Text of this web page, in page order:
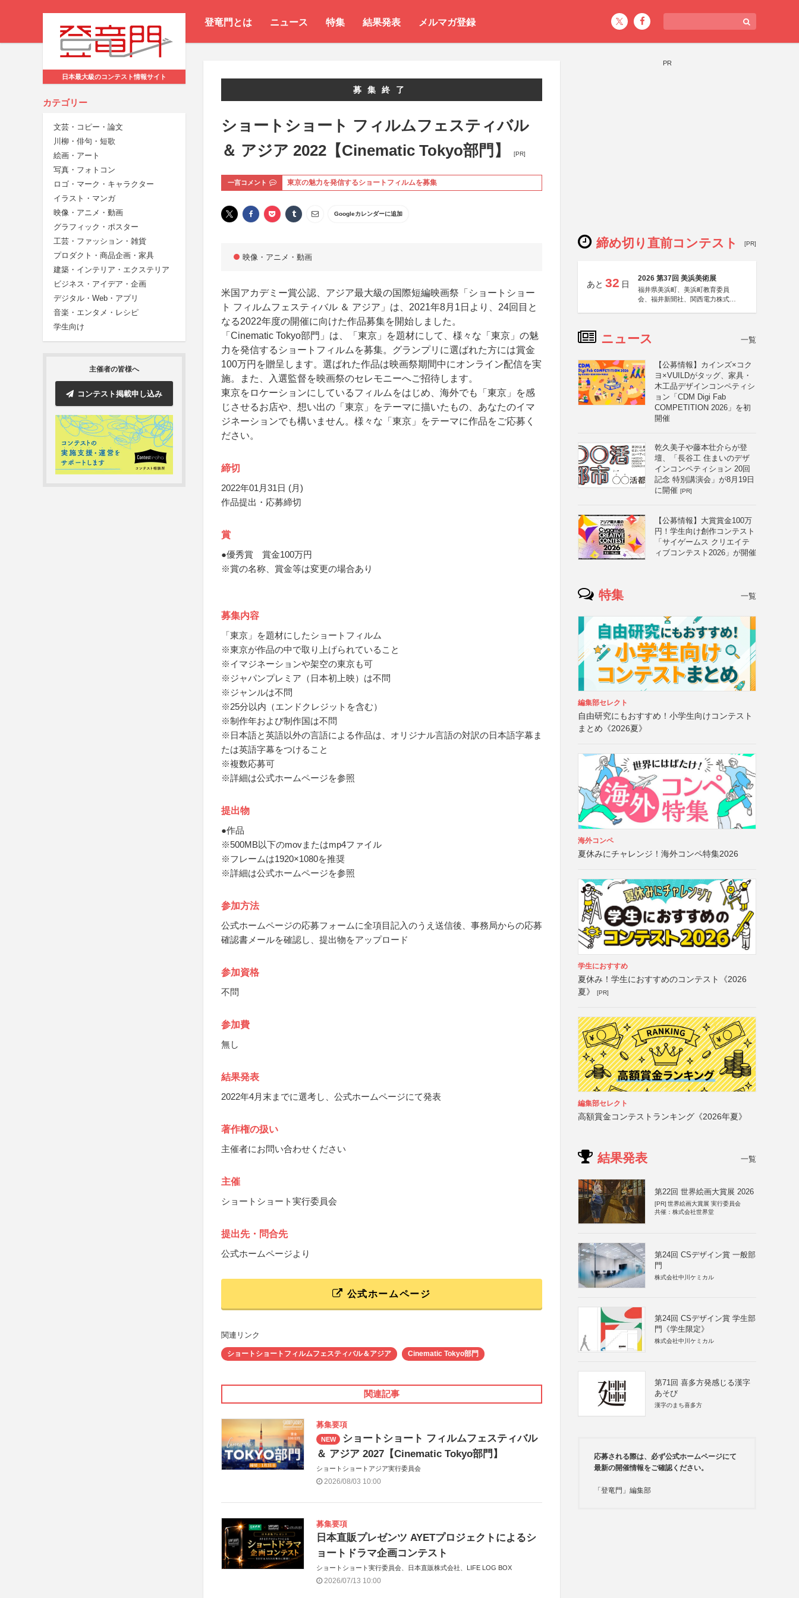
登竜門とは ニュース 特集 結果発表 メルマガ登録
日本最大級のコンテスト情報サイト
カテゴリー
文芸・コピー・論文
川柳・俳句・短歌
絵画・アート
写真・フォトコン
ロゴ・マーク・キャラクター
イラスト・マンガ
映像・アニメ・動画
グラフィック・ポスター
工芸・ファッション・雑貨
プロダクト・商品企画・家具
建築・インテリア・エクステリア
ビジネス・アイデア・企画
デジタル・Web・アプリ
音楽・エンタメ・レシピ
学生向け
主催者の皆様へ
コンテスト掲載申し込み
募集終了
ショートショート フィルムフェスティバル
＆ アジア 2022【Cinematic Tokyo部門】
[PR]
一言コメント 東京の魅力を発信するショートフィルムを募集
Googleカレンダーに追加
映像・アニメ・動画
米国アカデミー賞公認、アジア最大級の国際短編映画祭「ショートショー
ト フィルムフェスティバル ＆ アジア」は、2021年8月1日より、24回目と
なる2022年度の開催に向けた作品募集を開始しました。
「Cinematic Tokyo部門」は、「東京」を題材にして、様々な「東京」の魅
力を発信するショートフィルムを募集。グランプリに選ばれた方には賞金
100万円を贈呈します。選ばれた作品は映画祭期間中にオンライン配信を実
施。また、入選監督を映画祭のセレモニーへご招待します。
東京をロケーションにしているフィルムをはじめ、海外でも「東京」を感
じさせるお店や、想い出の「東京」をテーマに描いたもの、あなたのイマ
ジネーションでも構いません。様々な「東京」をテーマに作品をご応募く
ださい。
締切
2022年01月31日 (月)
作品提出・応募締切
賞
●優秀賞 賞金100万円
※賞の名称、賞金等は変更の場合あり
募集内容
「東京」を題材にしたショートフィルム
※東京が作品の中で取り上げられていること
※イマジネーションや架空の東京も可
※ジャパンプレミア（日本初上映）は不問
※ジャンルは不問
※25分以内（エンドクレジットを含む）
※制作年および制作国は不問
※日本語と英語以外の言語による作品は、オリジナル言語の対訳の日本語字幕ま
たは英語字幕をつけること
※複数応募可
※詳細は公式ホームページを参照
提出物
●作品
※500MB以下のmovまたはmp4ファイル
※フレームは1920×1080を推奨
※詳細は公式ホームページを参照
参加方法
公式ホームページの応募フォームに全項目記入のうえ送信後、事務局からの応募
確認書メールを確認し、提出物をアップロード
参加資格
不問
参加費
無し
結果発表
2022年4月末までに選考し、公式ホームページにて発表
著作権の扱い
主催者にお問い合わせください
主催
ショートショート実行委員会
提出先・問合先
公式ホームページより
公式ホームページ
関連リンク
ショートショートフィルムフェスティバル＆アジア Cinematic Tokyo部門
関連記事
募集要項
NEW
ショートショート フィルムフェスティバル
＆ アジア 2027【Cinematic Tokyo部門】
ショートショートアジア実行委員会
2026/08/03 10:00
募集要項
日本直販プレゼンツ AYETプロジェクトによるシ
ョートドラマ企画コンテスト
ショートショート実行委員会、日本直販株式会社、LIFE LOG BOX
2026/07/13 10:00
PR
締め切り直前コンテスト [PR]
あと 32 日
2026 第37回 美浜美術展
福井県美浜町、美浜町教育委員
会、福井新聞社、関西電力株式会
ニュース 一覧
【公募情報】カインズ×コク
ヨ×VUILDがタッグ、家具・
木工品デザインコンペティシ
ョン「CDM Digi Fab
COMPETITION 2026」を初
開催
乾久美子や藤本壮介らが登
壇、「長谷工 住まいのデザ
インコンペティション 20回
記念 特別講演会」が8月19日
に開催 [PR]
【公募情報】大賞賞金100万
円！学生向け創作コンテスト
「サイゲームス クリエイテ
ィブコンテスト2026」が開催
特集 一覧
編集部セレクト
自由研究にもおすすめ！小学生向けコンテスト
まとめ《2026夏》
海外コンペ
夏休みにチャレンジ！海外コンペ特集2026
学生におすすめ
夏休み！学生におすすめのコンテスト《2026
夏》
[PR]
編集部セレクト
高額賞金コンテストランキング《2026年夏》
結果発表 一覧
第22回 世界絵画大賞展 2026
[PR] 世界絵画大賞展 実行委員会
共催：株式会社世界堂
第24回 CSデザイン賞 一般部
門
株式会社中川ケミカル
第24回 CSデザイン賞 学生部
門《学生限定》
株式会社中川ケミカル
第71回 喜多方発感じる漢字
あそび
漢字のまち喜多方
応募される際は、必ず公式ホームページにて
最新の開催情報をご確認ください。
「登竜門」編集部